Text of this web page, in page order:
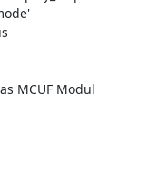
MCUF Modul